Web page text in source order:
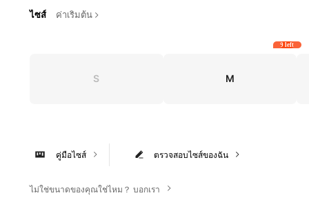
ไซส์ ค่าเริ่มต้น
S M
9 left
ตรวจสอบไซส์ของฉัน
คู่มือไซส์
ไม่ใช่ขนาดของคุณใช่ไหม？ บอกเรา